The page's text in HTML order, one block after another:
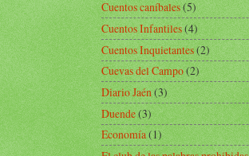
Cuentos caníbales(5)
Cuentos Infantiles(4)
Cuentos Inquietantes(2)
Cuevas del Campo(2)
Diario Jaén(3)
Duende(3)
Economía(1)